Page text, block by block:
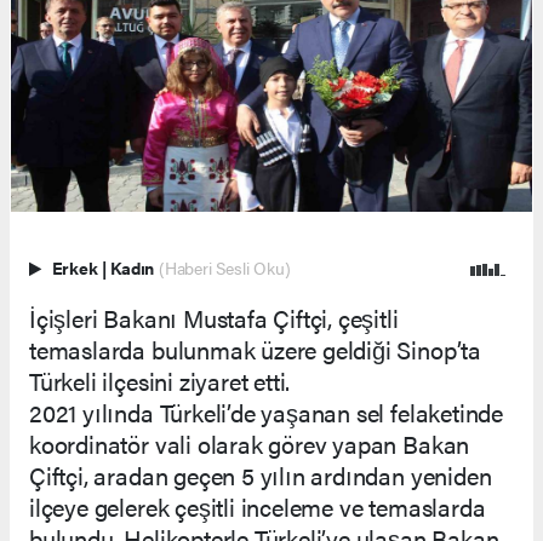
Erkek | Kadın (Haberi Sesli Oku)
İçişleri Bakanı Mustafa Çiftçi, çeşitli
temaslarda bulunmak üzere geldiği Sinop’ta
Türkeli ilçesini ziyaret etti.
2021 yılında Türkeli’de yaşanan sel felaketinde
koordinatör vali olarak görev yapan Bakan
Çiftçi, aradan geçen 5 yılın ardından yeniden
ilçeye gelerek çeşitli inceleme ve temaslarda